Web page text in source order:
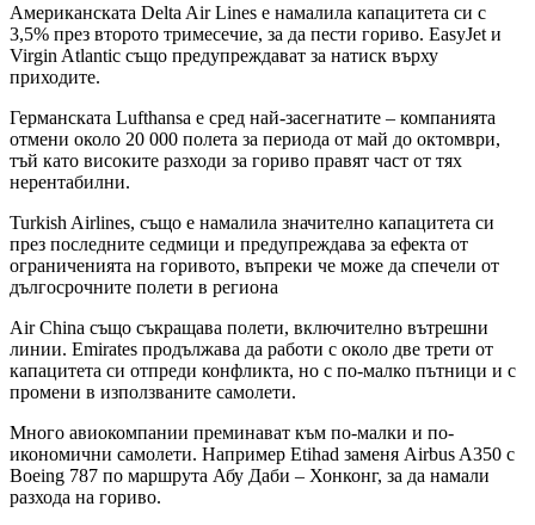
Американската Delta Air Lines е намалила капацитета си с
3,5% през второто тримесечие, за да пести гориво. EasyJet и
Virgin Atlantic също предупреждават за натиск върху
приходите.
Германската Lufthansa е сред най-засегнатите – компанията
отмени около 20 000 полета за периода от май до октомври,
тъй като високите разходи за гориво правят част от тях
нерентабилни.
Turkish Airlines, също е намалила значително капацитета си
през последните седмици и предупреждава за ефекта от
ограниченията на горивото, въпреки че може да спечели от
дългосрочните полети в региона
Air China също съкращава полети, включително вътрешни
линии. Emirates продължава да работи с около две трети от
капацитета си отпреди конфликта, но с по-малко пътници и с
промени в използваните самолети.
Много авиокомпании преминават към по-малки и по-
икономични самолети. Например Etihad заменя Airbus A350 с
Boeing 787 по маршрута Абу Даби – Хонконг, за да намали
разхода на гориво.